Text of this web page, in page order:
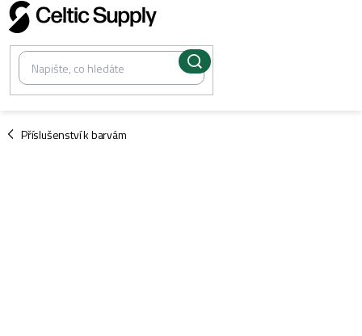
Přejít
na
obsah
Příslušenství k barvám
/